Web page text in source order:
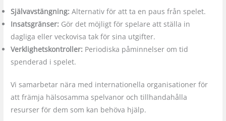
Självavstängning: Alternativ för att ta en paus från spelet.
Insatsgränser: Gör det möjligt för spelare att ställa in
dagliga eller veckovisa tak för sina utgifter.
Verklighetskontroller: Periodiska påminnelser om tid
spenderad i spelet.
Vi samarbetar nära med internationella organisationer för
att främja hälsosamma spelvanor och tillhandahålla
resurser för dem som kan behöva hjälp.